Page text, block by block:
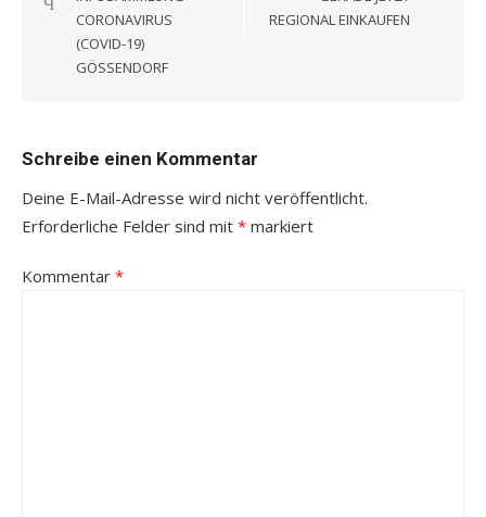
CORONAVIRUS
(COVID-19)
GÖSSENDORF
REGIONAL EINKAUFEN
Schreibe einen Kommentar
Deine E-Mail-Adresse wird nicht veröffentlicht.
Erforderliche Felder sind mit * markiert
Kommentar *